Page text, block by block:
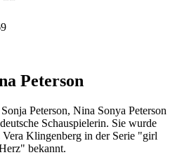
Peterson
Peterson, Nina Sonya Peterson
Schauspielerin. Sie wurde
Klingenberg in der Serie "girl
bekannt.